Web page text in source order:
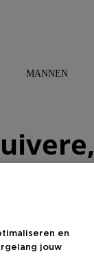
MANNEN
en
jouw